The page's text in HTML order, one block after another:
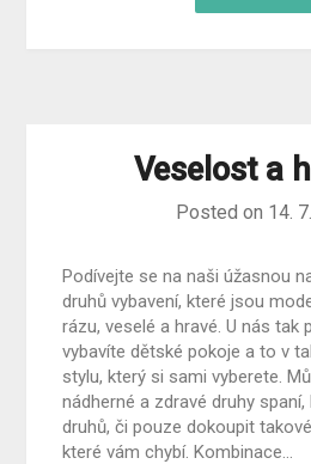
Veselost a
Posted on 14.
Podívejte se na naši úžasnou
druhů vybavení, které jsou
rázu, veselé a hravé. U nás tak
vybavíte dětské pokoje a to v
stylu, který si sami vyberete.
nádherné a zdravé druhy
druhů, či pouze dokoupit
které vám chybí. Kombinace…